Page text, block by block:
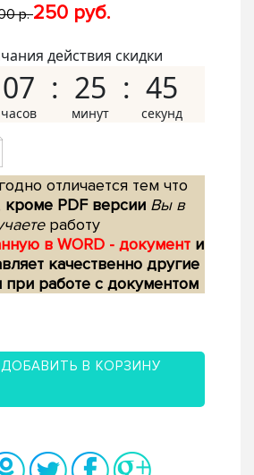
р.250 руб.
действия скидки
07 25 44
отличается тем что
кроме PDF версии Вы в
работу
в WORD - документ и
качественно другие
при работе с документом
ДОБАВИТЬ В КОРЗИНУ